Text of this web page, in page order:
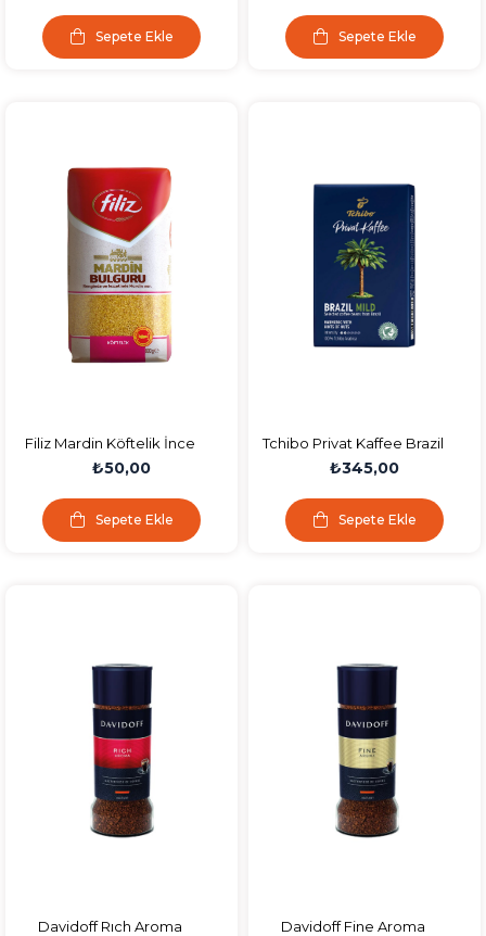
Sepete Ekle Sepete Ekle
Filiz Mardin Köftelik İnce
Bulgur 800 G
₺50,00
Sepete Ekle
Tchibo Privat Kaffee Brazil
Mild Öğütülmüş Filtre
₺345,00
Sepete Ekle
Davidoff Rıch Aroma
Davidoff Fine Aroma